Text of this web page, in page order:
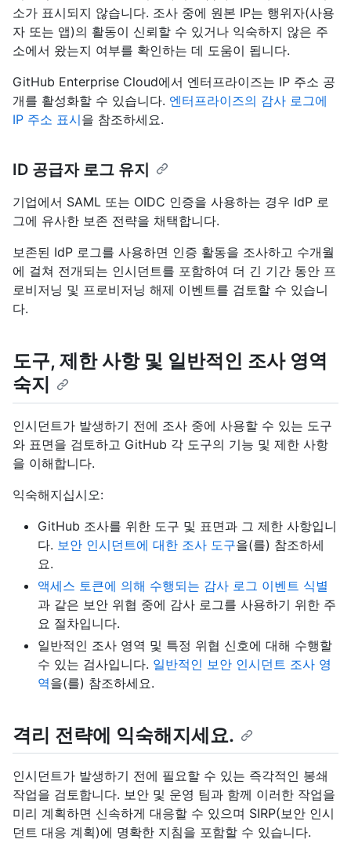
소가 표시되지 않습니다. 조사 중에 원본 IP는 행위자(사용
자 또는 앱)의 활동이 신뢰할 수 있거나 익숙하지 않은 주
소에서 왔는지 여부를 확인하는 데 도움이 됩니다.
GitHub Enterprise Cloud에서 엔터프라이즈는 IP 주소 공
개를 활성화할 수 있습니다. 엔터프라이즈의 감사 로그에
IP 주소 표시을 참조하세요.
ID 공급자 로그 유지
기업에서 SAML 또는 OIDC 인증을 사용하는 경우 IdP 로
그에 유사한 보존 전략을 채택합니다.
보존된 IdP 로그를 사용하면 인증 활동을 조사하고 수개월
에 걸쳐 전개되는 인시던트를 포함하여 더 긴 기간 동안 프
로비저닝 및 프로비저닝 해제 이벤트를 검토할 수 있습니
다.
도구, 제한 사항 및 일반적인 조사 영역
숙지
인시던트가 발생하기 전에 조사 중에 사용할 수 있는 도구
와 표면을 검토하고 GitHub 각 도구의 기능 및 제한 사항
을 이해합니다.
익숙해지십시오:
GitHub 조사를 위한 도구 및 표면과 그 제한 사항입니
다. 보안 인시던트에 대한 조사 도구을(를) 참조하세
요.
액세스 토큰에 의해 수행되는 감사 로그 이벤트 식별
과 같은 보안 위협 중에 감사 로그를 사용하기 위한 주
요 절차입니다.
일반적인 조사 영역 및 특정 위협 신호에 대해 수행할
수 있는 검사입니다. 일반적인 보안 인시던트 조사 영
역을(를) 참조하세요.
격리 전략에 익숙해지세요.
인시던트가 발생하기 전에 필요할 수 있는 즉각적인 봉쇄
작업을 검토합니다. 보안 및 운영 팀과 함께 이러한 작업을
미리 계획하면 신속하게 대응할 수 있으며 SIRP(보안 인시
던트 대응 계획)에 명확한 지침을 포함할 수 있습니다.